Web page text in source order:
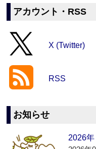
アカウント・RSS
X (Twitter)
RSS
お知らせ
2026